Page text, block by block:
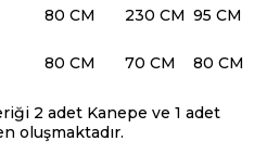
80 CM 230 CM 95 CM
80 CM 70 CM 80 CM
2 adet Kanepe ve 1 adet
oluşmaktadır.